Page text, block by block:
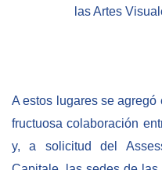
las Artes
A estos lugares se
fructuosa colaboración
y, a solicitud del